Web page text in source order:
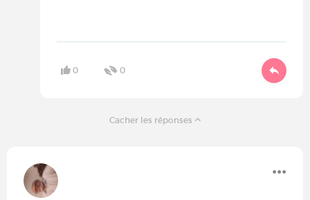
0 0
Cacher les réponses